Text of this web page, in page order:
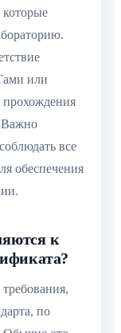
которые
или
Важно
все
обеспечения
к
по